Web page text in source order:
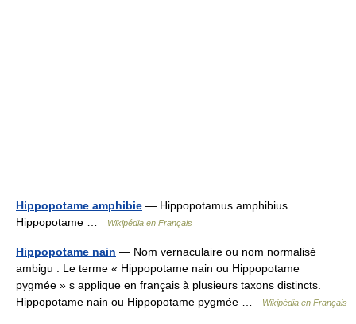
Hippopotame amphibie — Hippopotamus amphibius
Hippopotame …
Wikipédia en Français
Hippopotame nain — Nom vernaculaire ou nom normalisé
ambigu : Le terme « Hippopotame nain ou Hippopotame
pygmée » s applique en français à plusieurs taxons distincts.
Hippopotame nain ou Hippopotame pygmée …
Wikipédia en Français